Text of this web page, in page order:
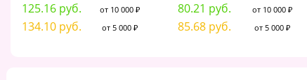
125.16 руб. от 10 000 ₽
134.10 руб. от 5 000 ₽
80.21 руб. от 10 000 ₽
85.68 руб. от 5 000 ₽